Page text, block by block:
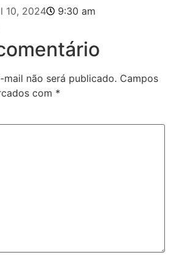
10, 2024
9:30 am
mail não será publicado. Campos
com *